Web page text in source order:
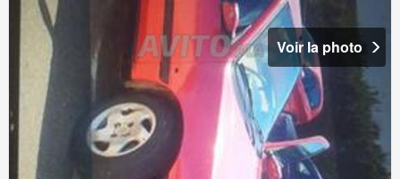
Voir la photo